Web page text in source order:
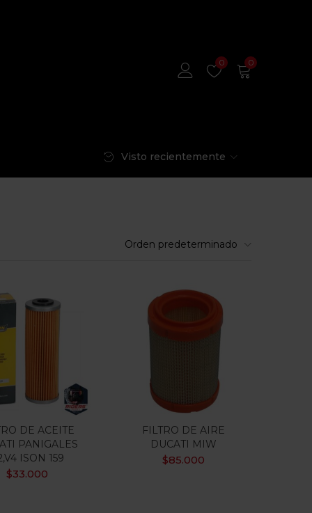
0 0
Visto recientemente
Orden predeterminado
DE ACEITE
PANIGALES
ISON 159
$33.000
FILTRO DE AIRE
DUCATI MIW
$85.000